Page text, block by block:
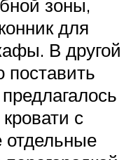
зоны,
для
В другой
с
отдельные